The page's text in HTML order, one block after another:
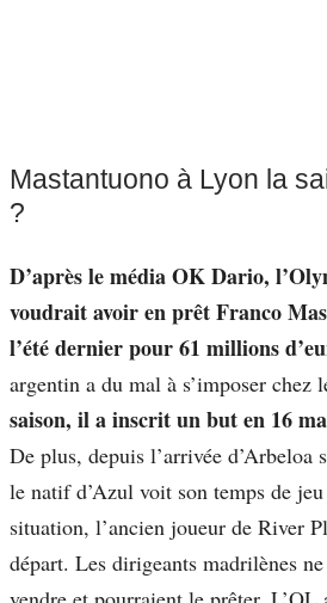
Mastantuono à Lyon la
?
D’après le média OK Dario,
voudrait avoir en prêt Franco
l’été dernier pour 61 millions
argentin a du mal à s’imposer chez
saison, il a inscrit un but en 16
De plus, depuis l’arrivée d’Arbeloa
le natif d’Azul voit son temps de
situation, l’ancien joueur de River
départ. Les dirigeants madrilènes